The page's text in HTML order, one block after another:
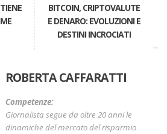
BITCOIN, CRIPTOVALUTE
E DENARO: EVOLUZIONI E
DESTINI INCROCIATI
ROBERTA CAFFARATTI
Competenze:
Giornalista segue da oltre 20 anni le
dinamiche del mercato del risparmio